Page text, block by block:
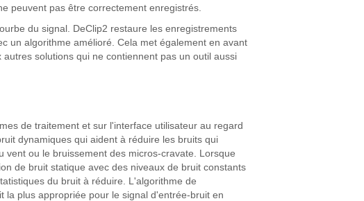
peuvent pas être correctement enregistrés.
du signal. DeClip2 restaure les enregistrements
un algorithme amélioré. Cela met également en avant
solutions qui ne contiennent pas un outil aussi
de traitement et sur l'interface utilisateur au regard
dynamiques qui aident à réduire les bruits qui
ou le bruissement des micros-cravate. Lorsque
de bruit statique avec des niveaux de bruit constants
du bruit à réduire. L'algorithme de
la plus appropriée pour le signal d'entrée-bruit en